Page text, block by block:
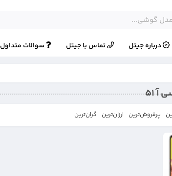
درباره جیتل تماس با جیتل سوالات متداول
51
پرفروش‌ترین ارزان‌ترین گران‌ترین